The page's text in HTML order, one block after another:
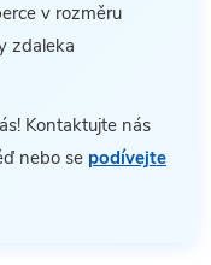
v rozměru
zdaleka
Kontaktujte nás
nebo se podívejte